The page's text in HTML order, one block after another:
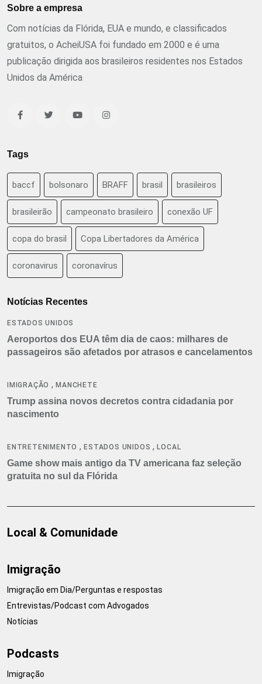
Sobre a empresa
Com notícias da Flórida, EUA e mundo, e classificados
gratuitos, o AcheiUSA foi fundado em 2000 e é uma
publicação dirigida aos brasileiros residentes nos Estados
Unidos da América
Tags
baccf bolsonaro BRAFF brasil brasileiros
brasileirão campeonato brasileiro conexão UF
copa do brasil Copa Libertadores da América
coronavirus coronavírus
Notícias Recentes
ESTADOS UNIDOS
Aeroportos dos EUA têm dia de caos: milhares de
passageiros são afetados por atrasos e cancelamentos
IMIGRAÇÃO ,MANCHETE
Trump assina novos decretos contra cidadania por
nascimento
ENTRETENIMENTO ,ESTADOS UNIDOS ,LOCAL
Game show mais antigo da TV americana faz seleção
gratuita no sul da Flórida
Local & Comunidade
Imigração
Imigração em Dia/Perguntas e respostas
Entrevistas/Podcast com Advogados
Notícias
Podcasts
Imigração